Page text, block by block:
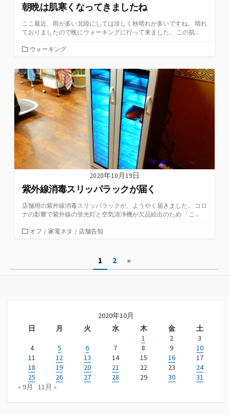
朝晩は肌寒くなってきましたね
ここ最近、雨が多い北陸にしては珍しく秋晴れが多いですね。 晴れ
ておりましたので晩にウォーキングに行って来ました。 この肌...
カ
ゴ
リ
ー
ウォーキング
2020年10月19日
紫外線消毒スリッパラックが届く
店舗用の紫外線消毒スリッパラックが、ようやく届きました。 コロ
ナの影響で紫外線の蛍光灯と空気清浄機が欠品続出のため 「こ...
カ
ー
オフ / 家電ネタ / 店舗告知
ョ
1 2 »
2020年10月
日
月 火 水 木 金
土
1
2
3
4
5 6 7 8 9
10
11
12 13 14 15 16
17
18
19 20 21 22 23
24
25
26 27 28 29 30
31
« 9月
11月 »